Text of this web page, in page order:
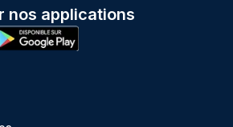
nos applications